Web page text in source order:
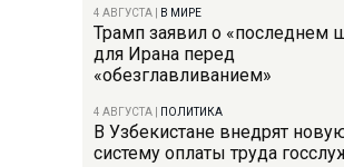
4 АВГУСТА В МИРЕ
Трамп заявил о «последнем
для Ирана перед
«обезглавливанием»
4 АВГУСТА ПОЛИТИКА
В Узбекистане внедрят
систему оплаты труда